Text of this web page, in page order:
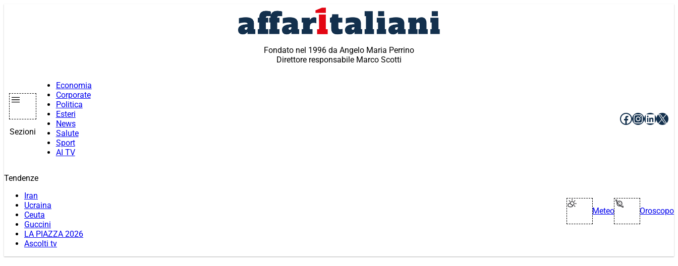
Fondato nel 1996 da Angelo Maria Perrino
Direttore responsabile Marco Scotti
Sezioni
Economia
Corporate
Politica
Esteri
News
Salute
Sport
AI TV
Facebook
X
Tendenze
Iran
Ucraina
Ceuta
Guccini
LA PIAZZA 2026
Ascolti tv
Meteo Oroscopo